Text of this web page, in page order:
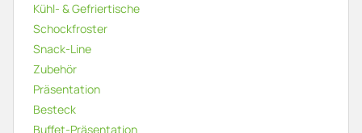
Kühl- & Gefriertische
Schockfroster
Snack-Line
Zubehör
Präsentation
Besteck
Buffet-Präsentation